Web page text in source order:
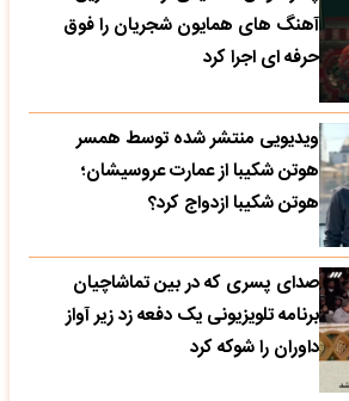
آهنگ های همایون شجریان را فوق
حرفه ای اجرا کرد
ویدیویی منتشر شده توسط همسر
هوتن شکیبا از عمارت عروسیشان؛
هوتن شکیبا ازدواج کرد؟
صدای پسری که در بین تماشاچیان
برنامه تلویزیونی یک دفعه زد زیر آواز
داوران را شوکه کرد